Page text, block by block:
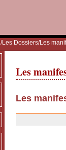
/Les Dossiers/Les
Les
Les